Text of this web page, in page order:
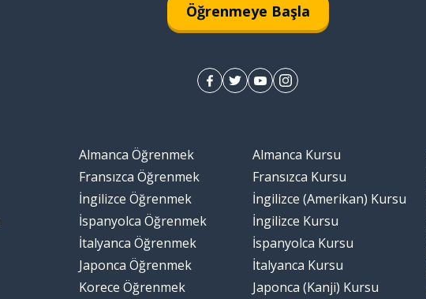
Öğrenmeye Başla
Almanca Öğrenmek
Fransızca Öğrenmek
İngilizce Öğrenmek
İspanyolca Öğrenmek
İtalyanca Öğrenmek
Japonca Öğrenmek
Korece Öğrenmek
Almanca Kursu
Fransızca Kursu
İngilizce (Amerikan) Kursu
İngilizce Kursu
İspanyolca Kursu
İtalyanca Kursu
Japonca (Kanji) Kursu